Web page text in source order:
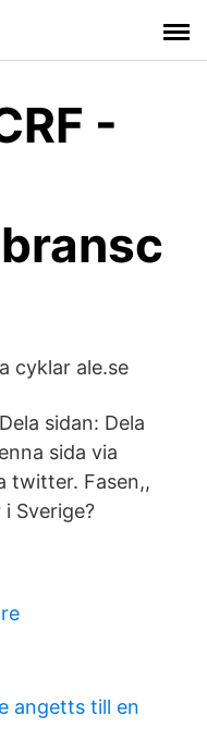
-
cyklar ale.se
sidan: Dela
sida via
twitter. Fasen,,
Sverige?
angetts till en